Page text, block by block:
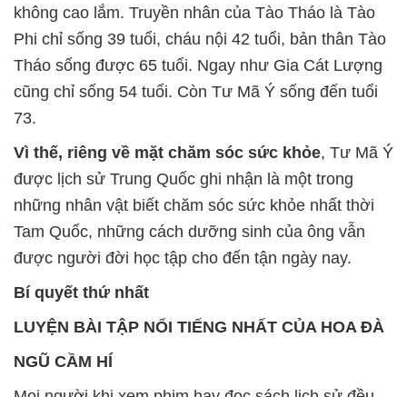
không cao lắm. Truyền nhân của Tào Tháo là Tào
Phi chỉ sống 39 tuổi, cháu nội 42 tuổi, bản thân Tào
Tháo sống được 65 tuổi. Ngay như Gia Cát Lượng
cũng chỉ sống 54 tuổi. Còn Tư Mã Ý sống đến tuổi
73.
Vì thế, riêng về mặt chăm sóc sức khỏe, Tư Mã Ý
được lịch sử Trung Quốc ghi nhận là một trong
những nhân vật biết chăm sóc sức khỏe nhất thời
Tam Quốc, những cách dưỡng sinh của ông vẫn
được người đời học tập cho đến tận ngày nay.
Bí quyết thứ nhất
LUYỆN BÀI TẬP NỔI TIẾNG NHẤT CỦA HOA ĐÀ
NGŨ CẦM HÍ